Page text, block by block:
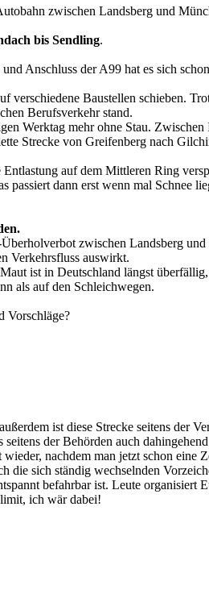
zwischen Landsberg und
bis Sendling.
Anschluss der A99 hat es sich
verschiedene Baustellen schieben.
Berufsverkehr stand.
Werktag mehr ohne Stau.
Strecke von Greifenberg nach
auf dem Mittleren Ring
passiert dann erst wenn mal Schnee
zwischen Landsberg
Verkehrsfluss auswirkt.
ist in Deutschland längst
als auf den Schleichwegen.
Vorschläge?
ist diese Strecke seitens der
der Behörden auch
nachdem man jetzt schon
die sich ständig wechselnden
befahrbar ist. Leute organisiert
ich wär dabei!